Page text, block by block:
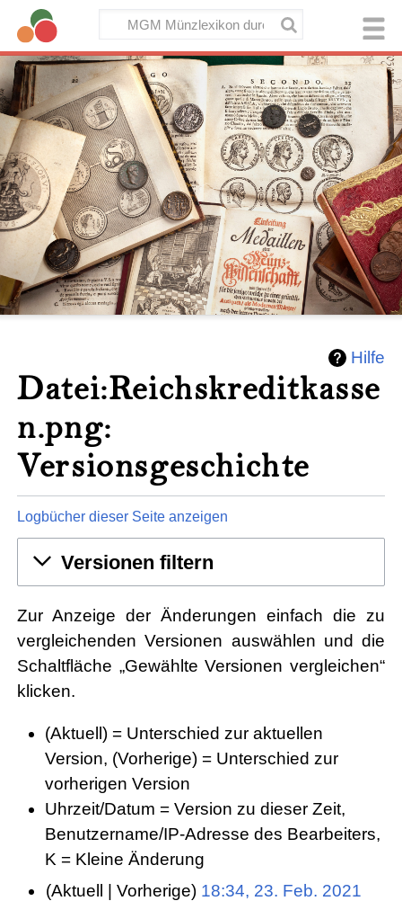
Hilfe
Datei:Reichskreditkasse
n.png:
Versionsgeschichte
Logbücher dieser Seite anzeigen
Versionen filtern
Zur Anzeige der Änderungen einfach die zu
vergleichenden Versionen auswählen und die
Schaltfläche „Gewählte Versionen vergleichen“
klicken.
(Aktuell) = Unterschied zur aktuellen
Version, (Vorherige) = Unterschied zur
vorherigen Version
Uhrzeit/Datum = Version zu dieser Zeit,
Benutzername/IP-Adresse des Bearbeiters,
K = Kleine Änderung
Aktuell
Vorherige
18:34, 23. Feb. 2021